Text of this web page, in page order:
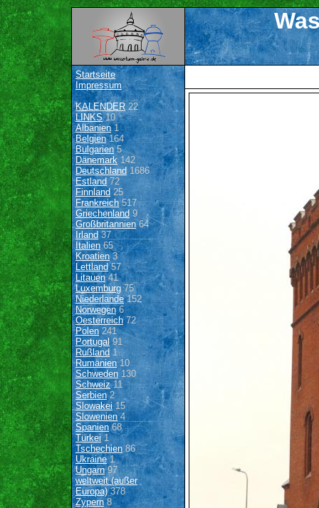
Startseite
Impressum
KALENDER22
LINKS10
Albanien1
Belgien164
Bulgarien 5
Dänemark142
Deutschland 1686
Estland 72
Finnland 25
Frankreich517
Griechenland9
Großbritannien64
Irland 37
Italien65
Kroatien3
Lettland57
Litauen41
Luxemburg 75
Niederlande152
Norwegen6
Oesterreich72
Polen 241
Portugal91
Rußland 1
Rumänien10
Schweden 130
Schweiz11
Serbien2
Slowakei15
Slowenien4
Spanien68
Türkei1
Tschechien 86
Ukraine1
Ungarn97
weltweit (außer
Europa)378
Zypern8